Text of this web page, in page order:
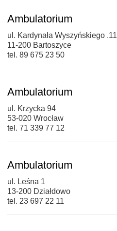
Ambulatorium
ul. Kardynała Wyszyńskiego .11
11-200 Bartoszyce
tel. 89 675 23 50
Ambulatorium
ul. Krzycka 94
53-020 Wrocław
tel. 71 339 77 12
Ambulatorium
ul. Leśna 1
13-200 Działdowo
tel. 23 697 22 11